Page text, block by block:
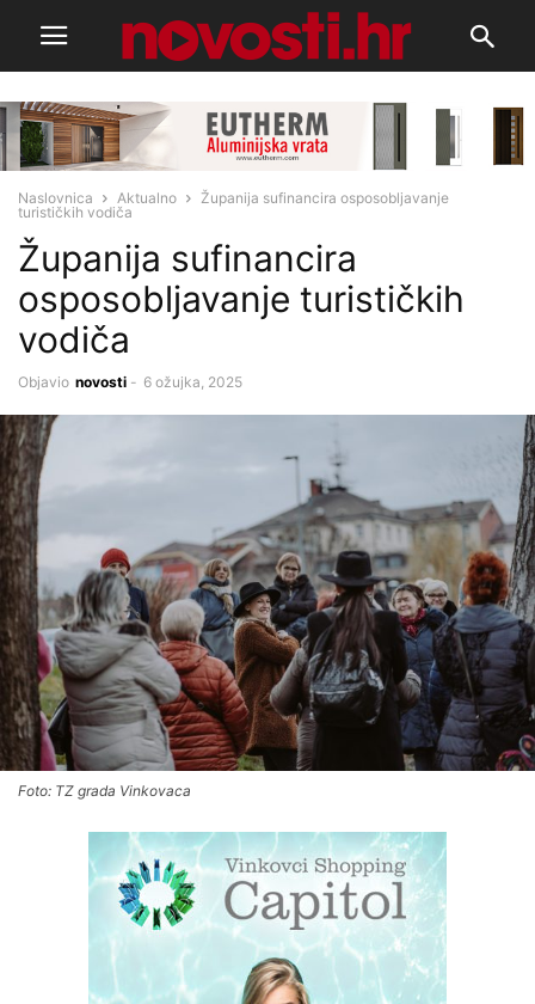
Naslovnica Aktualno
Županija sufinancira osposobljavanje
turističkih vodiča
Županija sufinancira
osposobljavanje turističkih
vodiča
Objavio novosti - 6 ožujka, 2025
Foto: TZ grada Vinkovaca